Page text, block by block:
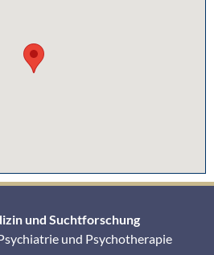
und Suchtforschung
und Psychotherapie